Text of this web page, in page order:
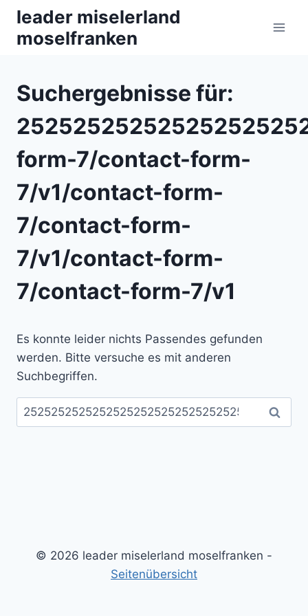
Zum
Inhalt
springen
leader miselerland
moselfranken
Suchergebnisse für:
form-7/contact-form-
7/v1/contact-form-
7/contact-form-
7/v1/contact-form-
7/contact-form-7/v1
Es konnte leider nichts Passendes gefunden
werden. Bitte versuche es mit anderen
Suchbegriffen.
Suchen
nach:
© 2026 leader miselerland moselfranken -
Seitenübersicht